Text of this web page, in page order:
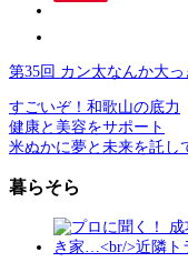
第35回 カン太なんか大っ
すごいぞ！和歌山の底力
健康と美容をサポート
米ぬかに夢と未来を託し
暮らそら